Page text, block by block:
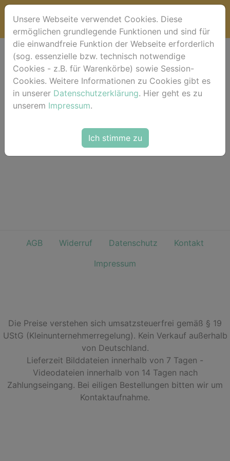
Lightbox (Favoriten)
Die Lightbox ist leer.
Unsere Webseite verwendet Cookies. Diese
ermöglichen grundlegende Funktionen und sind für
die einwandfreie Funktion der Webseite erforderlich
(sog. essenzielle bzw. technisch notwendige
Cookies - z.B. für Warenkörbe) sowie Session-
Cookies. Weitere Informationen zu Cookies gibt es
in unserer Datenschutzerklärung. Hier geht es zu
unserem Impressum.
Ich stimme zu
AGB Widerruf Datenschutz
Kontakt
Impressum
Die Preise verstehen sich umsatzsteuerfrei gemäß § 19
UStG (Kleinunternehmerregelung). Kein Verkauf außerhalb
von Deutschland.
Lieferzeit Bilddateien innerhalb von 7 Tagen -
Videodateien innerhalb von 14 Tagen nach
Zahlungseingang. Bei eiligen Bestellungen bitten wir um
Kontaktaufnahme.